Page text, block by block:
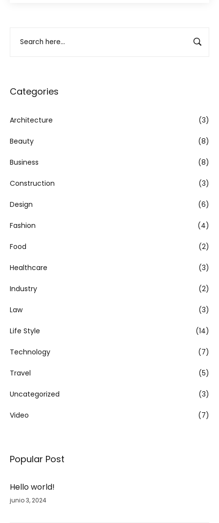
Categories
Architecture (3)
Beauty (8)
Business (8)
Construction (3)
Design (6)
Fashion (4)
Food (2)
Healthcare (3)
Industry (2)
Law (3)
Life Style (14)
Technology (7)
Travel (5)
Uncategorized (3)
Video (7)
Popular Post
Hello world!
junio 3, 2024